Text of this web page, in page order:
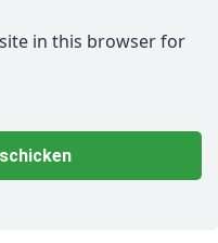
in this browser for